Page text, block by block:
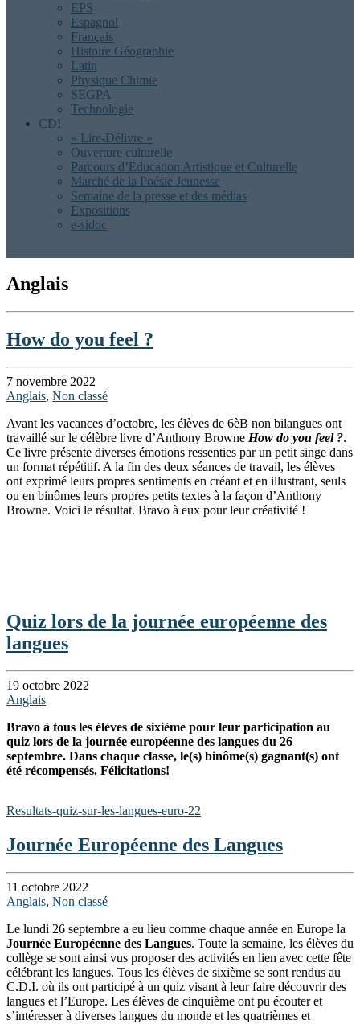
EPS
Espagnol
Français
Histoire Géographie
Latin
Physique Chimie
SEGPA
Technologie
CDI
« Lire-Délivre »
Ouverture culturelle
Parcours d’Education Artistique et Culturelle
Marché de la Poésie Jeunesse
Semaine de la presse et des médias
Expositions
e-sidoc
Anglais
How do you feel ?
7 novembre 2022
Anglais, Non classé
Avant les vacances d’octobre, les élèves de 6èB non bilangues ont
travaillé sur le célèbre livre d’Anthony Browne How do you feel ?.
Ce livre présente diverses émotions ressenties par un petit singe dans
un format répétitif. A la fin des deux séances de travail, les élèves
ont exprimé leurs propres sentiments en créant et en illustrant, seuls
ou en binômes leurs propres petits textes à la façon d’Anthony
Browne. Voici le résultat. Bravo à eux pour leur créativité !
Quiz lors de la journée européenne des
langues
19 octobre 2022
Anglais
Bravo à tous les élèves de sixième pour leur participation au
quiz lors de la journée européenne des langues du 26
septembre. Dans chaque classe, le(s) binôme(s) gagnant(s) ont
été récompensés. Félicitations!
Resultats-quiz-sur-les-langues-euro-22
Journée Européenne des Langues
11 octobre 2022
Anglais, Non classé
Le lundi 26 septembre a eu lieu comme chaque année en Europe la
Journée Européenne des Langues. Toute la semaine, les élèves du
collège se sont ainsi vus proposer des activités en lien avec cette fête
célébrant les langues. Tous les élèves de sixième se sont rendus au
C.D.I. où ils ont participé à un quiz visant à leur faire découvrir des
langues et l’Europe. Les élèves de cinquième ont pu écouter et
s’intéresser à diverses langues du monde et les quatrièmes et